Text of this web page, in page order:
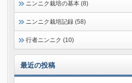
ニンニク栽培の基本 (8)
ニンニク栽培記録 (58)
行者ニンニク (10)
最近の投稿